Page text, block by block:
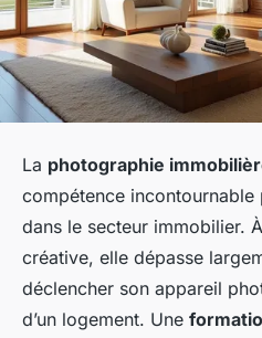
La photographie
compétence incontournable
dans le secteur immobilier.
créative, elle dépasse
déclencher son appareil
d’un logement. Une